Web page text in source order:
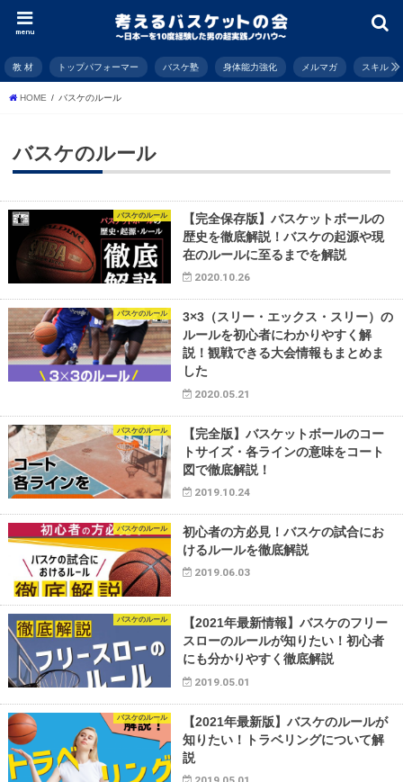
menu
教 材 トップパフォーマー バスケ塾 身体能力強化 メルマガ スキル
HOME バスケのルール
バスケのルール
バスケのルール
【完全保存版】バスケットボールの
歴史を徹底解説！バスケの起源や現
在のルールに至るまでを解説
2020.10.26
バスケのルール
3×3（スリー・エックス・スリー）の
ルールを初心者にわかりやすく解
説！観戦できる大会情報もまとめま
した
2020.05.21
バスケのルール
【完全版】バスケットボールのコー
トサイズ・各ラインの意味をコート
図で徹底解説！
2019.10.24
バスケのルール
初心者の方必見！バスケの試合にお
けるルールを徹底解説
2019.06.03
バスケのルール
【2021年最新情報】バスケのフリー
スローのルールが知りたい！初心者
にも分かりやすく徹底解説
2019.05.01
バスケのルール
【2021年最新版】バスケのルールが
知りたい！トラベリングについて解
説